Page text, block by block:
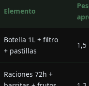
Elemento
Botella 1L + filtro
+ pastillas
1,5
Raciones 72h +